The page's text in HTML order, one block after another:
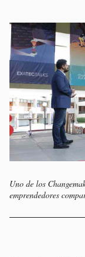
Uno de los
emprendedores